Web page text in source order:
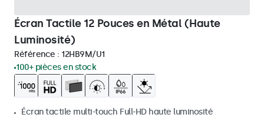
Écran Tactile 12 Pouces en Métal (Haute
Luminosité)
Référence : 12HB9M/U1
100+ pièces en stock
Écran tactile multi-touch Full-HD haute luminosité